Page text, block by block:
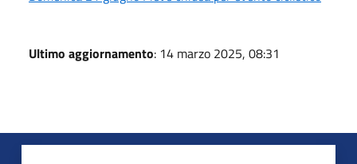
Ultimo aggiornamento: 14 marzo 2025, 08:31